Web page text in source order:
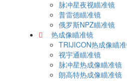
脉冲星夜视瞄准镜
普雷德瞄准镜
俄罗斯NPZ瞄准镜
热成像瞄准镜
TRIJICON热成像瞄
视宇通瞄准镜
脉冲星热成像瞄准镜
朗高特热成像瞄准镜